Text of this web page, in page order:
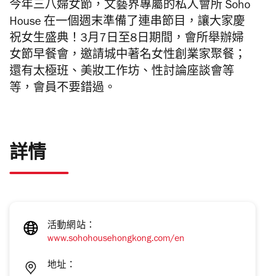
今年三八婦女節，文藝界專屬的私人會所 Soho
House 在一個週末準備了連串節目，讓大家慶
祝女生盛典！3月7日至8日期間，會所舉辦婦
女節早餐會，邀請城中著名女性創業家聚餐；
還有太極班、美妝工作坊、性討論座談會等
等，會員不要錯過。
詳情
活動網站：
www.sohohousehongkong.com/en
地址：